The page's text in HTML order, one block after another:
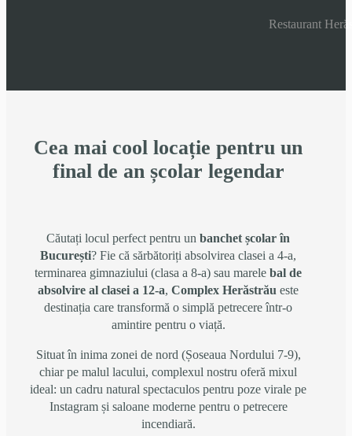
Restaurant
Cea mai cool locație pentru un
final de an școlar legendar
Căutați locul perfect pentru unbanchet școlar în
București? Fie că sărbătoriți absolvirea clasei a 4-a,
terminarea gimnaziului (clasa a 8-a) sau marelebal de
absolvire al clasei a 12-a,Complex Herăstrău este
destinația care transformă o simplă petrecere într-o
amintire pentru o viață.
Situat în inima zonei de nord (Șoseaua Nordului 7-9),
chiar pe malul lacului, complexul nostru oferă mixul
ideal: un cadru natural spectaculos pentru poze virale pe
Instagram și saloane moderne pentru o petrecere
incendiară.